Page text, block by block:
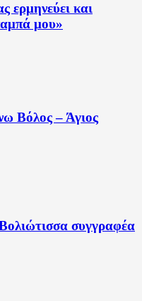
ερμηνεύει και
μου»
Βόλος – Άγιος
συγγραφέα